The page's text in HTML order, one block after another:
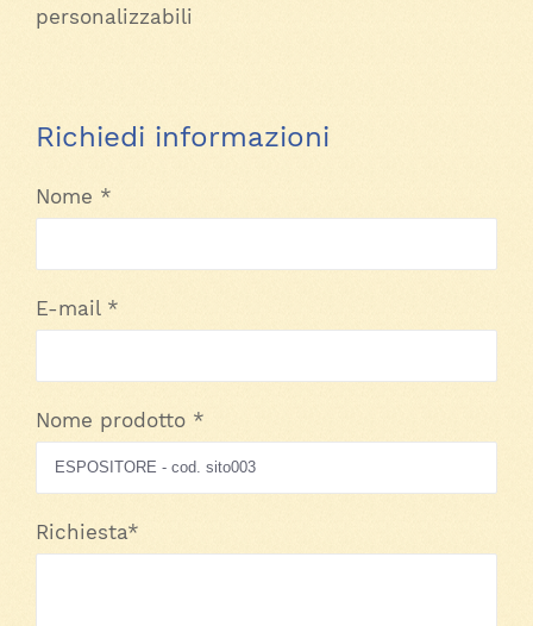
personalizzabili
Richiedi informazioni
Nome *
E-mail *
Nome prodotto *
Richiesta*